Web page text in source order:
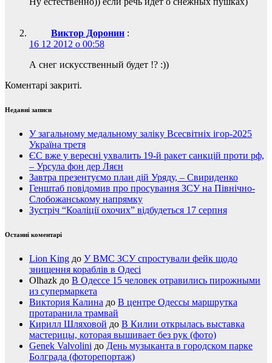
Виктор Доронин :
16 12 2012 о 00:58
А снег искусственный будет !? :))
Коментарі закриті.
Недавні записи
У загальному медальному заліку Всесвітніх ігор-2025
Україна третя
ЄС вже у вересні ухвалить 19-й ракет санкцій проти рф,
– Урсула фон дер Ляєн
Завтра презентуємо план дій Уряду, – Свириденко
Генштаб повідомив про просування ЗСУ на Північно-
Слобожанському напрямку
Зустріч “Коаліції охочих” відбудеться 17 серпня
Останні коментарі
Lion King до У ВМС ЗСУ спростували фейк щодо
знищення кораблів в Одесі
Olhazk до В Одессе 15 человек отравились пирожными
из супермаркета
Виктория Калина до В центре Одессы маршрутка
протаранила трамвай
Кирилл Шляховой до В Килии открылась выставка
мастерицы, которая вышивает без рук (фото)
Genek Valvolini до День музыканта в городском парке
Болграда (фоторепортаж)